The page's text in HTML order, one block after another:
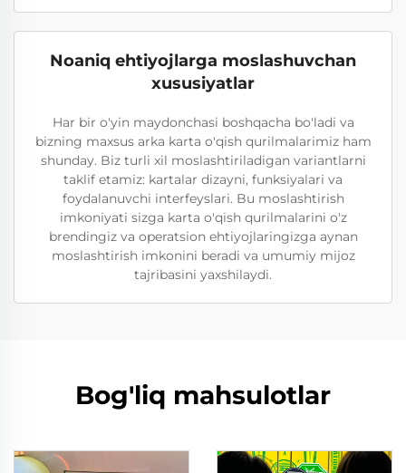
Noaniq ehtiyojlarga moslashuvchan
xususiyatlar
Har bir o'yin maydonchasi boshqacha bo'ladi va
bizning maxsus arka karta o'qish qurilmalarimiz ham
shunday. Biz turli xil moslashtiriladigan variantlarni
taklif etamiz: kartalar dizayni, funksiyalari va
foydalanuvchi interfeyslari. Bu moslashtirish
imkoniyati sizga karta o'qish qurilmalarini o'z
brendingiz va operatsion ehtiyojlaringizga aynan
moslashtirish imkonini beradi va umumiy mijoz
tajribasini yaxshilaydi.
Bog'liq mahsulotlar